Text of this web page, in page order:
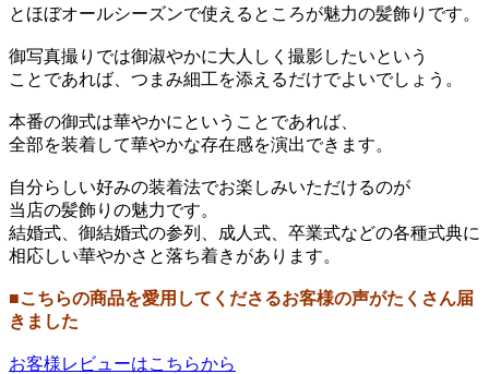
とほぼオールシーズンで使えるところが魅力の髪飾りです。
御写真撮りでは御淑やかに大人しく撮影したいという
ことであれば、つまみ細工を添えるだけでよいでしょう。
本番の御式は華やかにということであれば、
全部を装着して華やかな存在感を演出できます。
自分らしい好みの装着法でお楽しみいただけるのが
当店の髪飾りの魅力です。
結婚式、御結婚式の参列、成人式、卒業式などの各種式典に
相応しい華やかさと落ち着きがあります。
■こちらの商品を愛用してくださるお客様の声がたくさん届
きました
お客様レビューはこちらから